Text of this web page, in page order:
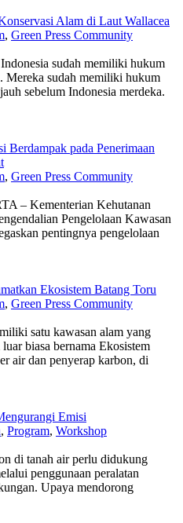
Alam di Laut Wallacea
, Green Press Community
sudah memiliki hukum
Mereka sudah memiliki hukum
sebelum Indonesia merdeka.
Berdampak pada Penerimaan
, Green Press Community
– Kementerian Kehutanan
Pengelolaan Kawasan
pentingnya pengelolaan
Ekosistem Batang Toru
, Green Press Community
satu kawasan alam yang
biasa bernama Ekosistem
air dan penyerap karbon, di
Emisi
, Program, Workshop
di tanah air perlu didukung
penggunaan peralatan
Upaya mendorong